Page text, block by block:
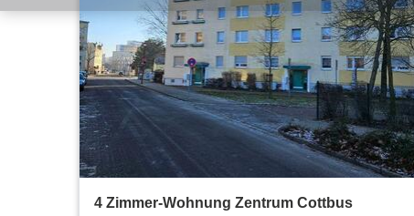
4 Zimmer-Wohnung Zentrum Cottbus